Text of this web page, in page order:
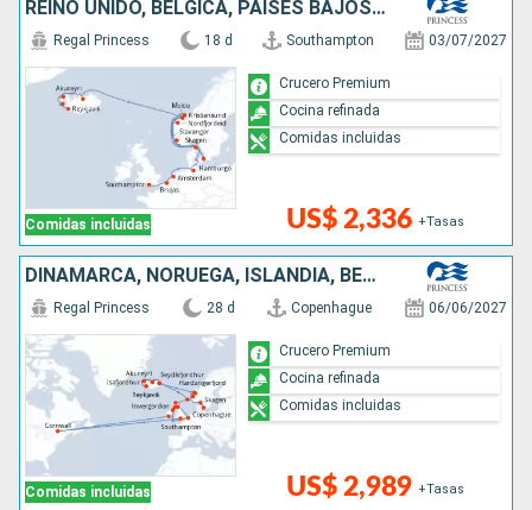
REINO UNIDO, BÉLGICA, PAISES BAJOS, ALEMANIA, DINAMARCA, NORUEGA, ISLANDIA
Comidas incluidas
Regal Princess 18 d Southampton 03/07/2027
US$ 2,336 +Tasas
Crucero Premium
Cocina refinada
Comidas incluidas
DINAMARCA, NORUEGA, ISLANDIA, BÉLGICA, CANADÁ, IRLANDA, REINO UNIDO
Comidas incluidas
Regal Princess 28 d Copenhague 06/06/2027
US$ 2,989 +Tasas
Crucero Premium
Cocina refinada
Comidas incluidas